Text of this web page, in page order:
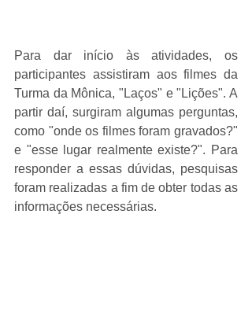
Para dar início às atividades, os
participantes assistiram aos filmes da
Turma da Mônica, "Laços" e "Lições". A
partir daí, surgiram algumas perguntas,
como "onde os filmes foram gravados?"
e "esse lugar realmente existe?". Para
responder a essas dúvidas, pesquisas
foram realizadas a fim de obter todas as
informações necessárias.